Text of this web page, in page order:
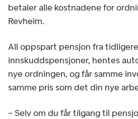
betaler alle kostnadene for
Revheim.
All oppspart pensjon fra
innskuddspensjoner, hentes
nye ordningen, og får samme
samme pris som det din nye
– Selv om du får tilgang til